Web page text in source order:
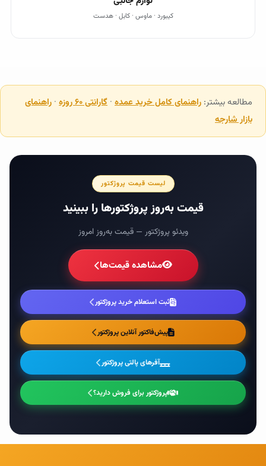
کیبورد · ماوس · کابل · هدست
مطالعه بیشتر: راهنمای کامل خرید عمده · گارانتی ۶۰ روزه · راهنمای
بازار شارجه
لیست قیمت پروژکتور
قیمت به‌روز پروژکتورها را ببینید
ویدئو پروژکتور — قیمت به‌روز امروز
مشاهده قیمت‌ها
ثبت استعلام خرید پروژکتور
پیش‌فاکتور آنلاین پروژکتور
آفرهای پالتی پروژکتور
پروژکتور برای فروش دارید؟